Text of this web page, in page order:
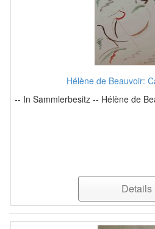
Hélène de Beauvoir:
-- In Sammlerbesitz -- Hélène de
Details